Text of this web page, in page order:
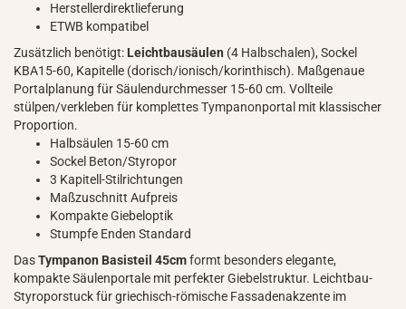
Herstellerdirektlieferung
ETWB kompatibel
Zusätzlich benötigt: Leichtbausäulen (4 Halbschalen), Sockel
KBA15-60, Kapitelle (dorisch/ionisch/korinthisch). Maßgenaue
Portalplanung für Säulendurchmesser 15-60 cm. Vollteile
stülpen/verkleben für komplettes Tympanonportal mit klassischer
Proportion.
Halbsäulen 15-60 cm
Sockel Beton/Styropor
3 Kapitell-Stilrichtungen
Maßzuschnitt Aufpreis
Kompakte Giebeloptik
Stumpfe Enden Standard
DasTympanon Basisteil 45cmformt besonders elegante,
kompakte Säulenportale mit perfekter Giebelstruktur. Leichtbau-
Styroporstuck für griechisch-römische Fassadenakzente im